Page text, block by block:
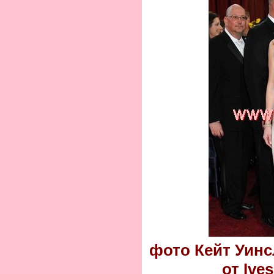
фото Кейт
от